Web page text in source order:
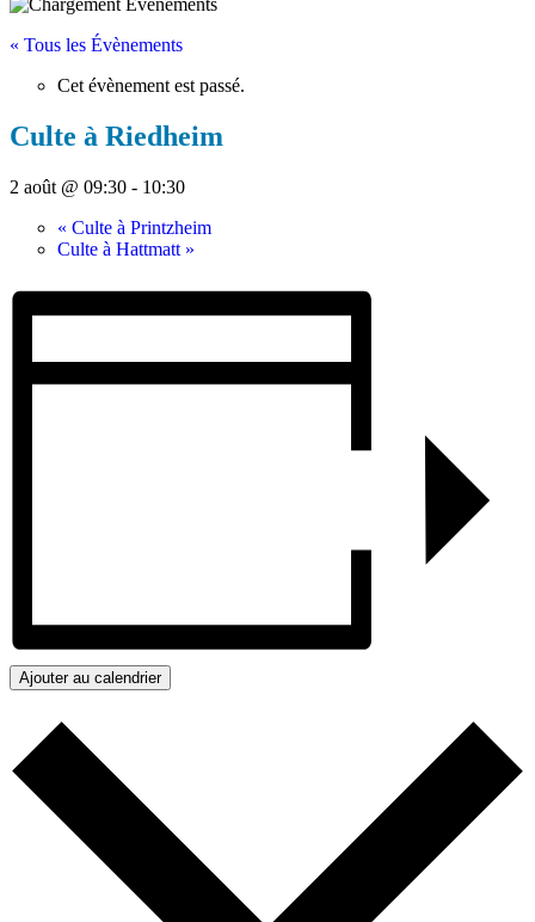
« Tous les Évènements
Cet évènement est passé.
Culte à Riedheim
2 août @ 09:30 - 10:30
« Culte à Printzheim
Culte à Hattmatt »
Ajouter au calendrier